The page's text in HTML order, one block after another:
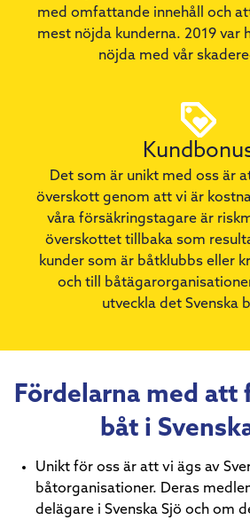
med omfattande innehåll och
mest nöjda kunderna. 2019 var
nöjda med vår
Det som är unikt med oss är
överskott genom att vi är
våra försäkringstagare är
överskottet tillbaka som
kunder som är båtklubbs eller
och till
utveckla det Svenska
Fördelarna med att
båt i
Unikt för oss är att vi ägs av
båtorganisationer. Deras
delägare i Svenska Sjö och om